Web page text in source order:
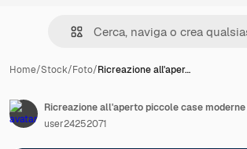
Home/Stock/Foto/Ricreazione all'aper…
user24252071